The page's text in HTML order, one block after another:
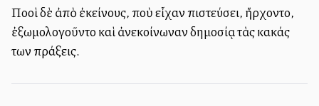
Πολλοὶ δὲ ἀπὸ ἐκείνους, ποὺ εἶχαν πιστεύσει, ἤρχοντο,
ἐξωμολογοῦντο καὶ ἀνεκοίνωναν δημοσίᾳ τὰς κακάς
των πράξεις.